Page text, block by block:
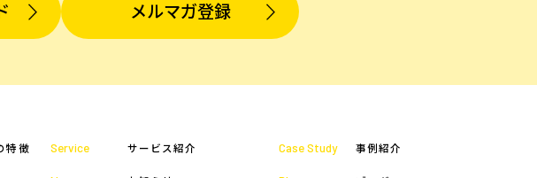
メルマガ登録
特徴 Service サービス紹介 Case Study 事例紹介